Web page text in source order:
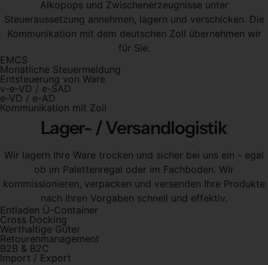
Alkopops und Zwischenerzeugnisse unter
Steueraussetzung annehmen, lagern und verschicken. Die
Kommunikation mit dem deutschen Zoll übernehmen wir
für Sie.
EMCS
Monatliche Steuermeldung
Entsteuerung von Ware
v-e-VD / e-SAD
e-VD / e-AD
Kommunikation mit Zoll
Lager- / Versandlogistik
Wir lagern Ihre Ware trocken und sicher bei uns ein - egal
ob im Palettenregal oder im Fachboden. Wir
kommissionieren, verpacken und versenden Ihre Produkte
nach Ihren Vorgaben schnell und effektiv.
Entladen Ü-Container
Cross Docking
Werthaltige Güter
Retourenmanagement
B2B & B2C
Import / Export